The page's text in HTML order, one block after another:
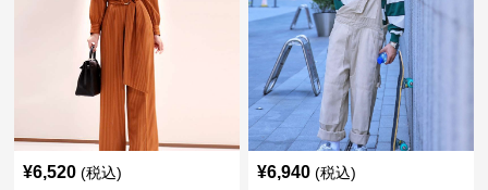
¥6,520 (税込) ¥6,940 (税込)